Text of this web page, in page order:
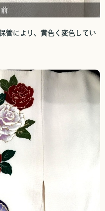
管により、黄色く変色してい